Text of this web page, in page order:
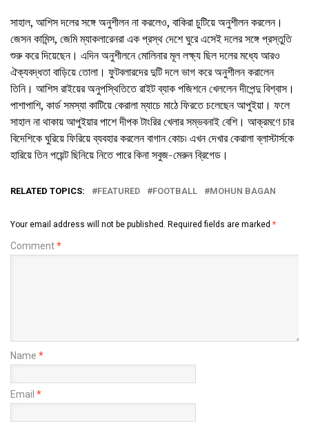
সাহাল, আশিস দলের সঙ্গে অনুশীলন না করলেও, বাকিরা চুটিয়ে অনুশীলন করলেন।
জেসন কামিন্স, জেমি ম্যাকলারেনরা এক প্রস্থ দেশে ঘুরে এসেই দলের সঙ্গে প্রস্তুতি
শুরু করে দিয়েছেন। এদিন অনুশীলনে মোলিনার মূল লক্ষ্য ছিল দলের মধ্যে আরও
ঐক্যবদ্ধতা বাড়িয়ে তোলা। ফুটবলারদের দুটি দলে ভাগ করে অনুশীলন করালেন
তিনি। আশিস রাইয়ের অনুপস্থিতিতে রাইট ব্যাক পজিশনে খেললেন দীপেন্দু বিশ্বাস।
পাশাপাশি, কার্ড সমস্যা কাটিয়ে কেরালা ম্যাচে মাঠে ফিরতে চলেছেন আপুইয়া। ফলে
সাহাল না থাকায় আপুইয়ার পাশে দীপক টাংরির খেলার সম্ভবনাই বেশি। আক্রমণে চার
বিদেশিকে ঘুরিয়ে ফিরিয়ে ব্যবহার করলেন বাগান কোচ৷ এখন দেখার কেরালা ব্লাস্টার্সকে
হারিয়ে তিন পয়েন্ট ছিনিয়ে নিতে পারে কিনা সবুজ-মেরুন ব্রিগেড।
RELATED TOPICS: FEATURED FOOTBALL MOHUN BAGAN
Your email address will not be published. Required fields are marked *
Comment*
Name *
Email *